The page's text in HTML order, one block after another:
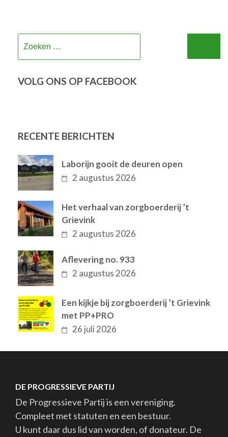
VOLG ONS OP FACEBOOK
RECENTE BERICHTEN
Laborijn gooit de deuren open
2 augustus 2026
Het verhaal van zorgboerderij ’t
Grievink
2 augustus 2026
Aflevering no. 933
2 augustus 2026
Een kijkje bij zorgboerderij ’t Grievink
met PP+PRO
26 juli 2026
DE PROGRESSIEVE PARTIJ
De Progressieve Partij is een vereniging.
Compleet met statuten en een bestuur.
U kunt daar dus lid van worden, of donateur. De